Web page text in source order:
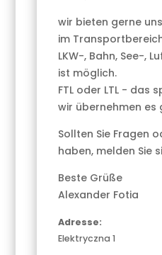
wir bieten gerne
im
LKW-, Bahn, See-,
ist möglich.
FTL oder LTL - das
wir übernehmen es
Sollten Sie Fragen
haben, melden Sie
Beste Grüße
Alexander Fotia
Adresse:
Elektryczna 1